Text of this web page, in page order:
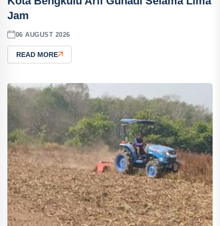
Jam
06 AUGUST 2026
READ MORE